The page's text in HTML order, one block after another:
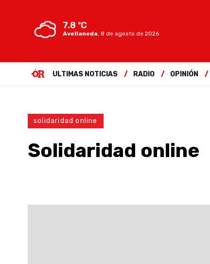
7.8 ºC
Avellaneda, 8 de agosto de 2026
ULTIMAS NOTICIAS RADIO OPINIÓN
solidaridad online
Solidaridad online